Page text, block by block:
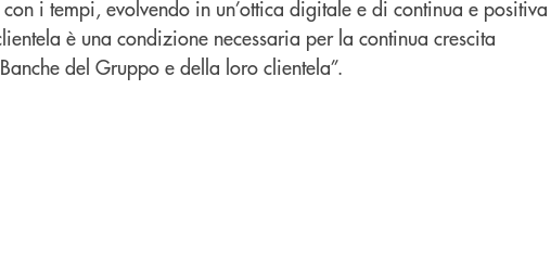
i tempi, evolvendo in un’ottica digitale e di continua e positiva
è una condizione necessaria per la continua crescita
del Gruppo e della loro clientela”.